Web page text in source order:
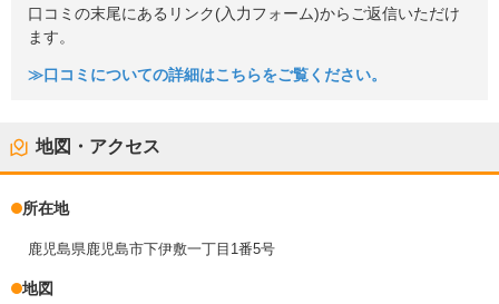
口コミの末尾にあるリンク(入力フォーム)からご返信いただけ
ます。
≫口コミについての詳細はこちらをご覧ください。
地図・アクセス
所在地
鹿児島県鹿児島市下伊敷一丁目1番5号
地図